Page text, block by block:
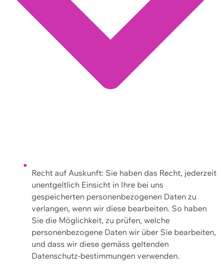
Recht auf Auskunft: Sie haben das Recht, jederzeit
unentgeltlich Einsicht in Ihre bei uns
gespeicherten personenbezogenen Daten zu
verlangen, wenn wir diese bearbeiten. So haben
Sie die Möglichkeit, zu prüfen, welche
personenbezogene Daten wir über Sie bearbeiten,
und dass wir diese gemäss geltenden
Datenschutz-bestimmungen verwenden.